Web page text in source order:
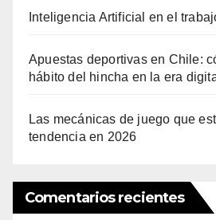
Inteligencia Artificial en el
Apuestas deportivas en Chile:
hábito del hincha en la era
Las mecánicas de juego que
tendencia en 2026
Comentarios recientes